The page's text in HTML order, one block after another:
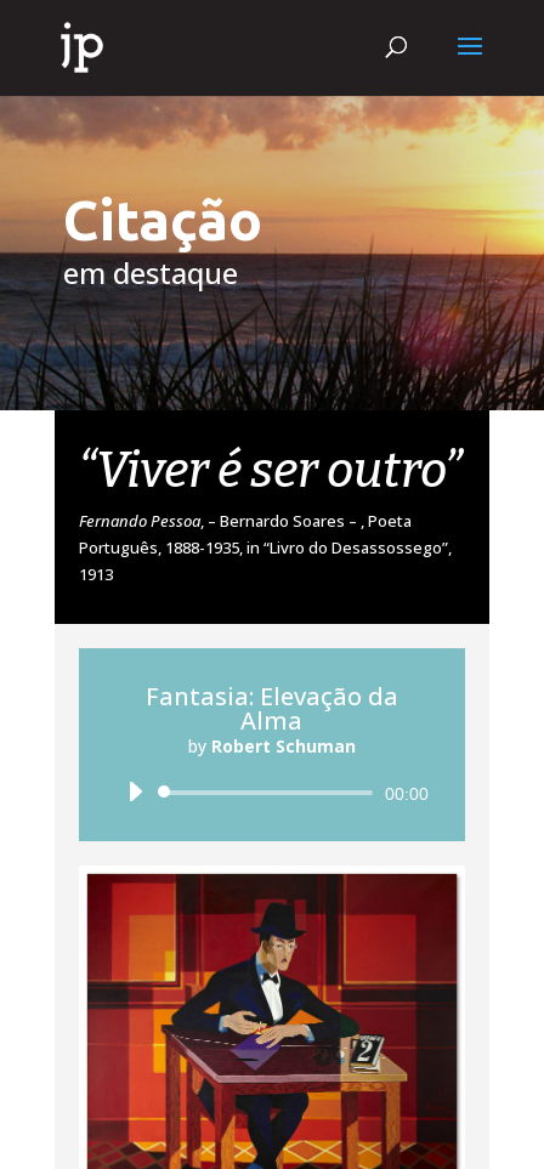
Citação
em destaque
“Viver é ser outro”
Fernando Pessoa, – Bernardo Soares – , Poeta
Português, 1888-1935, in “Livro do Desassossego”,
1913
Fantasia: Elevação da
Alma
by Robert Schuman
Reprodutor
áudio
00:00